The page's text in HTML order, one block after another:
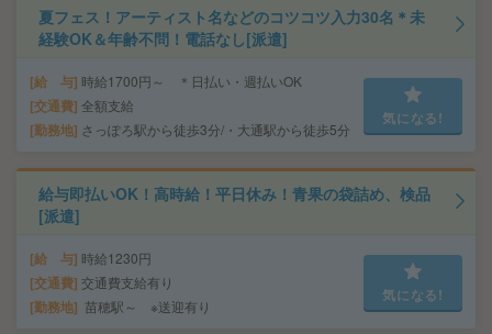
夏フェス！アーティスト名などのコツコツ入力30名＊未
経験OK＆年齢不問！電話なし[派遣]
給 与 時給1700円～ ＊日払い・週払いOK
交通費 全額支給
勤務地 さっぽろ駅から徒歩3分/・大通駅から徒歩5分
気になる!
給与即払いOK！高時給！平日休み！青果の袋詰め、検品
[派遣]
給 与 時給1230円
交通費 交通費支給有り
勤務地 苗穂駅～ ※送迎有り
気になる!